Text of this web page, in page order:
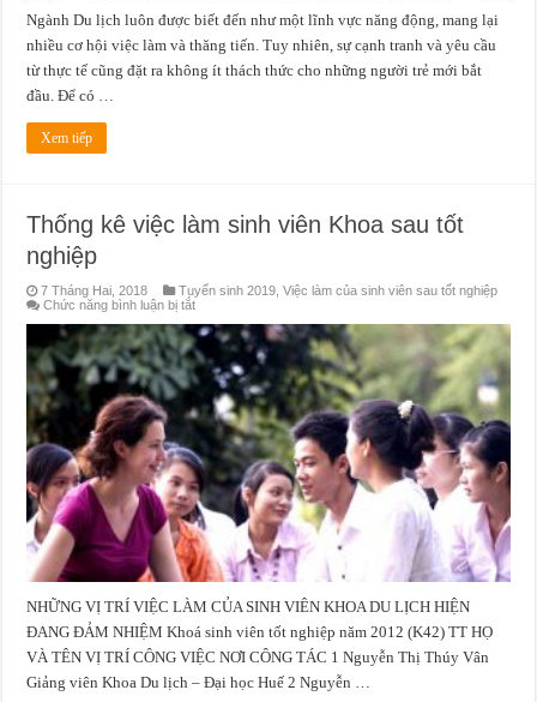
Ngành Du lịch luôn được biết đến như một lĩnh vực năng động, mang lại
nhiều cơ hội việc làm và thăng tiến. Tuy nhiên, sự cạnh tranh và yêu cầu
từ thực tế cũng đặt ra không ít thách thức cho những người trẻ mới bắt
đầu. Để có …
Xem tiếp
Thống kê việc làm sinh viên Khoa sau tốt
nghiệp
7 Tháng Hai, 2018 Tuyển sinh 2019 ,Việc làm của sinh viên sau tốt nghiệp
Chức năng bình luận bị tắtở
kê
việc
làm
sinh
viên
Khoa
sau
tốt
nghiệp
NHỮNG VỊ TRÍ VIỆC LÀM CỦA SINH VIÊN KHOA DU LỊCH HIỆN
ĐANG ĐẢM NHIỆM Khoá sinh viên tốt nghiệp năm 2012 (K42) TT HỌ
VÀ TÊN VỊ TRÍ CÔNG VIỆC NƠI CÔNG TÁC 1 Nguyễn Thị Thúy Vân
Giảng viên Khoa Du lịch – Đại học Huế 2 Nguyễn …